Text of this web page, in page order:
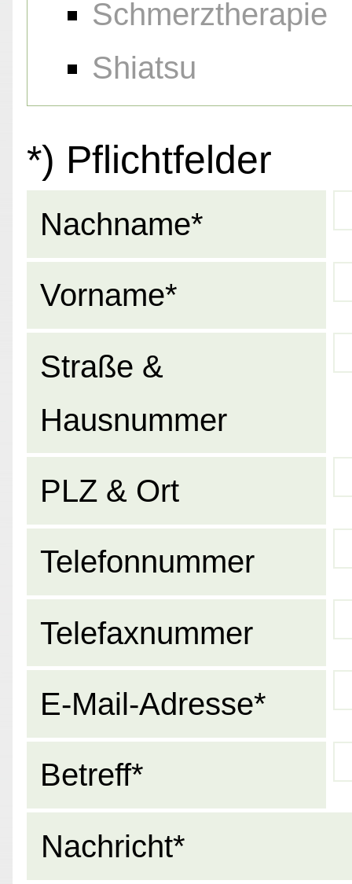
Schmerztherapie
Shiatsu
*) Pflichtfelder
Nachname*
Vorname*
Straße &
Hausnummer
PLZ & Ort
Telefonnummer
Telefaxnummer
E-Mail-Adresse*
Betreff*
Nachricht*